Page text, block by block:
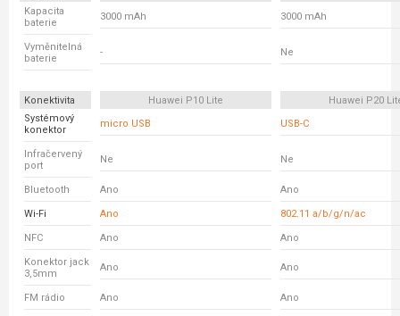
Kapacita
baterie
3000 mAh 3000 mAh
Vyměnitelná
baterie
- Ne
Konektivita Huawei P10 Lite
Huawei P20
Systémový
konektor
micro USB USB-C
Infračervený
port
Ne Ne
Bluetooth Ano Ano
Wi-Fi Ano 802.11 a/b/g/n/ac
NFC Ano Ano
Konektor jack
3,5mm
Ano Ano
FM rádio Ano Ano